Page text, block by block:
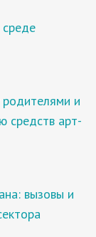
и
средств арт-
вызовы и